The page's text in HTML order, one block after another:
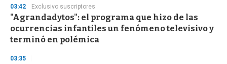
03:42 Exclusivo suscriptores
"Agrandadytos": el programa que hizo de las
ocurrencias infantiles un fenómeno televisivo y
terminó en polémica
03:35